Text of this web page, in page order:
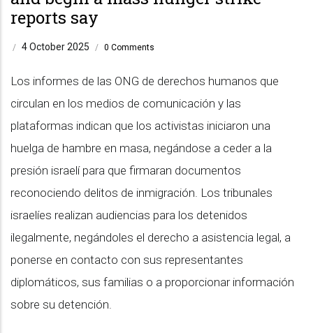
reports say
/ 4 October 2025 / 0 Comments
Los informes de las ONG de derechos humanos que
circulan en los medios de comunicación y las
plataformas indican que los activistas iniciaron una
huelga de hambre en masa, negándose a ceder a la
presión israelí para que firmaran documentos
reconociendo delitos de inmigración. Los tribunales
israelíes realizan audiencias para los detenidos
ilegalmente, negándoles el derecho a asistencia legal, a
ponerse en contacto con sus representantes
diplomáticos, sus familias o a proporcionar información
sobre su detención.